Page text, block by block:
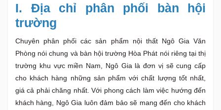
I. Địa chỉ phân phối bàn hội
trường
Chuyên phân phối các sản phẩm nội thất Ngô Gia Văn
Phòng nói chung và bàn hội trường Hòa Phát nói riêng tại thị
trường khu vực miền Nam, Ngô Gia là đơn vị sẽ cung cấp
cho khách hàng những sản phẩm với chất lượng tốt nhất,
giá cả phải chăng nhất. Với phong cách làm việc hướng đến
khách hàng, Ngô Gia luôn đảm bảo sẽ mang đến cho khách